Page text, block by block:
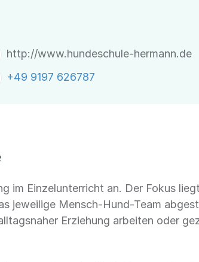
http://www.hundeschule-hermann.de
+49 9197 626787
im Einzelunterricht an. Der Fokus
jeweilige Mensch-Hund-Team
Erziehung arbeiten oder